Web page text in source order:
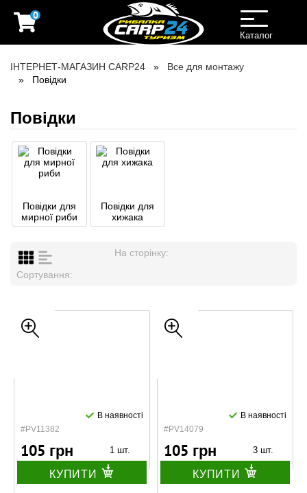
0
Toggle
navigation
Каталог
ІНТЕРНЕТ-МАГАЗИН CARP24
Все для монтажу
Повідки
Повідки
Повідки для
мирної риби
Повідки для
хижака
На сторінку:
Сортування:
#PV11382
В наявності
105 грн 1 шт.
КУПИТИ
#PV14079
В наявності
105 грн 3 шт.
КУПИТИ